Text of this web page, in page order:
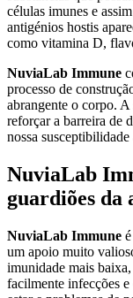
células imunes e
antigénios hostis
como vitamina D,
NuviaLab Immune
processo de
abrangente o corpo.
reforçar a barreira de
nossa
NuviaLab
guardiões da
NuviaLab Immune
um apoio muito
imunidade mais
facilmente infecções